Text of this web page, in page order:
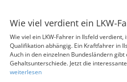
Wie viel verdient ein LKW-
Wie viel ein LKW-Fahrer in Ilsfeld
Qualifikation abhängig. Ein Kraftfahrer in
Auch in den einzelnen Bundesländern gibt
Gehaltsunterschiede. Jetzt die
weiterlesen